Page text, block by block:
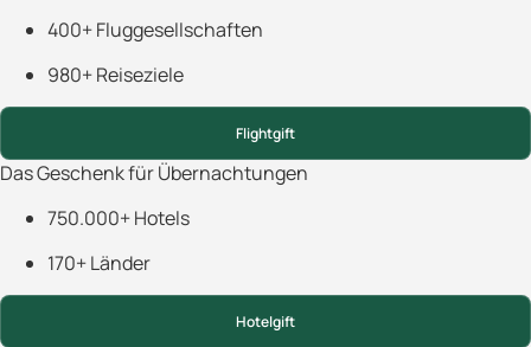
400+ Fluggesellschaften
980+ Reiseziele
Flightgift
Das Geschenk für Übernachtungen
750.000+ Hotels
170+ Länder
Hotelgift